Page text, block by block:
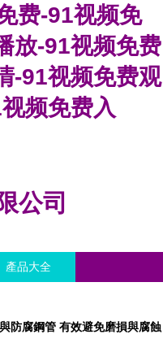
费-91视频免
放-91视频免费
-91视频免费观
频免费入
公司
產品大全
防腐鋼管 有效避免磨損與腐蝕